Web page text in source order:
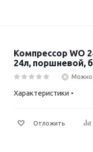
Компрессор WO
24л, поршневой,
Можно
Характеристики
Отложить